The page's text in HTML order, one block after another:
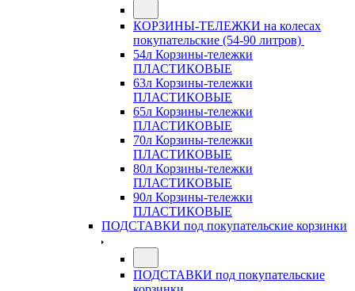
КОРЗИНЫ-ТЕЛЕЖКИ на колесах
покупательские (54-90 литров)
54л Корзины-тележки
ПЛАСТИКОВЫЕ
63л Корзины-тележки
ПЛАСТИКОВЫЕ
65л Корзины-тележки
ПЛАСТИКОВЫЕ
70л Корзины-тележки
ПЛАСТИКОВЫЕ
80л Корзины-тележки
ПЛАСТИКОВЫЕ
90л Корзины-тележки
ПЛАСТИКОВЫЕ
ПОДСТАВКИ под покупательские корзинки
ПОДСТАВКИ под покупательские